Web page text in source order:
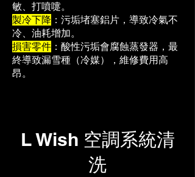
敏、打噴嚏。
製冷下降 ：污垢堵塞鋁片，導致冷氣不
冷、油耗增加。
損害零件 ：酸性污垢會腐蝕蒸發器，最
終導致漏雪種（冷媒），維修費用高
昂。
L Wish 空調系統清
洗